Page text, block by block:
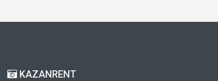
KAZANRENT